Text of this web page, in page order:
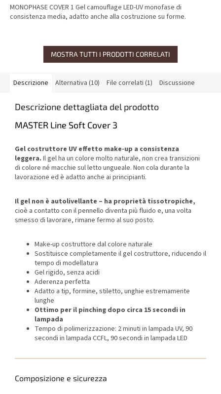
MONOPHASE COVER 1 Gel camouflage LED-UV monofase di
consistenza media, adatto anche alla costruzione su forme.
MOSTRA TUTTI I PRODOTTI CORRELATI
Descrizione Alternativa (10) File correlati (1) Discussione
Descrizione dettagliata del prodotto
MASTER Line Soft Cover 3
Gel costruttore UV effetto make-up a consistenza
leggera. Il gel ha un colore molto naturale, non crea transizioni
di colore né macchie sul letto ungueale. Non cola durante la
lavorazione ed è adatto anche ai principianti.
Il gel non è autolivellante – ha proprietà tissotropiche,
cioè a contatto con il pennello diventa più fluido e, una volta
smesso di lavorare, rimane fermo al suo posto.
Make-up costruttore dal colore naturale
Sostituisce completamente il gel costruttore, riducendo il
tempo di modellatura
Gel rigido, senza acidi
Aderenza perfetta
Adatto a tip, formine, stiletto, unghie estremamente
lunghe
Ottimo per il pinching dopo circa 15 secondi in
lampada
Tempo di polimerizzazione: 2 minuti in lampada UV, 90
secondi in lampada CCFL, 90 secondi in lampada LED
Composizione e sicurezza